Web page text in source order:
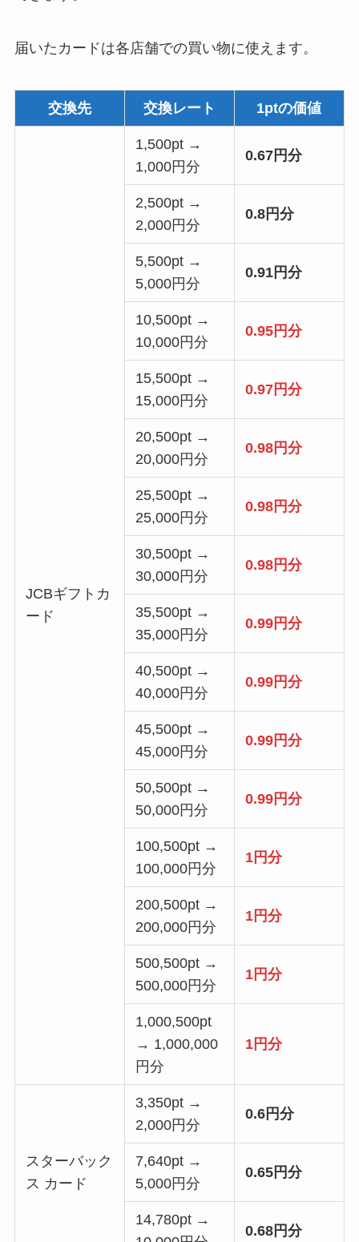
届いたカードは各店舗での買い物に使えます。
交換先 交換レート 1ptの価値
JCBギフトカ
ード
1,500pt →
1,000円分
0.67円分
2,500pt →
2,000円分
0.8円分
5,500pt →
5,000円分
0.91円分
10,500pt →
10,000円分
0.95円分
15,500pt →
15,000円分
0.97円分
20,500pt →
20,000円分
0.98円分
25,500pt →
25,000円分
0.98円分
30,500pt →
30,000円分
0.98円分
35,500pt →
35,000円分
0.99円分
40,500pt →
40,000円分
0.99円分
45,500pt →
45,000円分
0.99円分
50,500pt →
50,000円分
0.99円分
100,500pt →
100,000円分
1円分
200,500pt →
200,000円分
1円分
500,500pt →
500,000円分
1円分
1,000,500pt
→ 1,000,000
円分
1円分
スターバック
ス カード
3,350pt →
2,000円分
0.6円分
7,640pt →
5,000円分
0.65円分
14,780pt →
0.68円分